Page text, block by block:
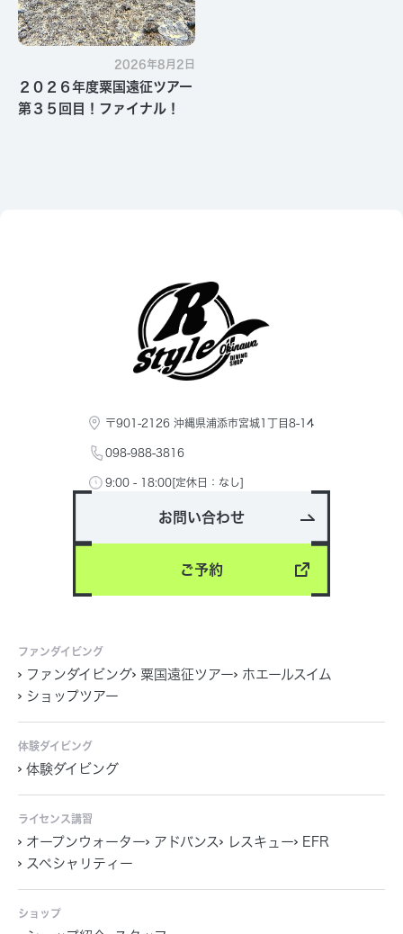
2026年8月2日
２０２６年度粟国遠征ツアー
第３５回目！ファイナル！
〒901-2126 沖縄県浦添市宮城1丁目8-14
098-988-3816
9:00 - 18:00[定休日：なし]
お問い合わせ
ご予約
ファンダイビング
ファンダイビング 粟国遠征ツアー
ホエールスイム
ショップツアー
体験ダイビング
体験ダイビング
ライセンス講習
オープンウォーター アドバンス レスキュー
EFR
スペシャリティー
ショップ